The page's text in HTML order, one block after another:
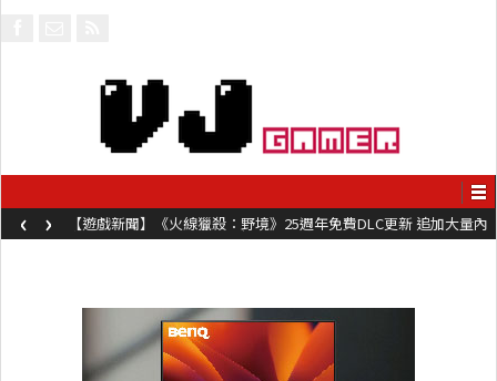
【遊戲新聞】《火線獵殺：野境》25週年免費DLC更新 追加大量內
容同時系舊作限時超平價折扣
‹ ›